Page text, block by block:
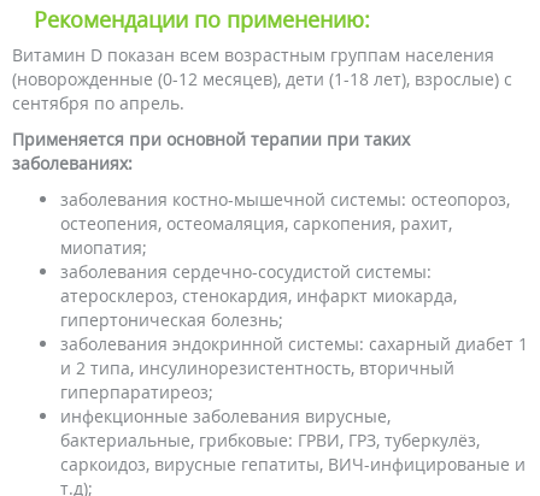
Рекомендации по применению:
Витамин D показан всем возрастным группам населения
(новорожденные (0-12 месяцев), дети (1-18 лет), взрослые) с
сентября по апрель.
Применяется при основной терапии при таких
заболеваниях:
заболевания костно-мышечной системы: остеопороз,
остеопения, остеомаляция, саркопения, рахит,
миопатия;
заболевания сердечно-сосудистой системы:
атеросклероз, стенокардия, инфаркт миокарда,
гипертоническая болезнь;
заболевания эндокринной системы: сахарный диабет 1
и 2 типа, инсулинорезистентность, вторичный
гиперпаратиреоз;
инфекционные заболевания вирусные,
бактериальные, грибковые: ГРВИ, ГРЗ, туберкулёз,
саркоидоз, вирусные гепатиты, ВИЧ-инфицированые и
т.д);